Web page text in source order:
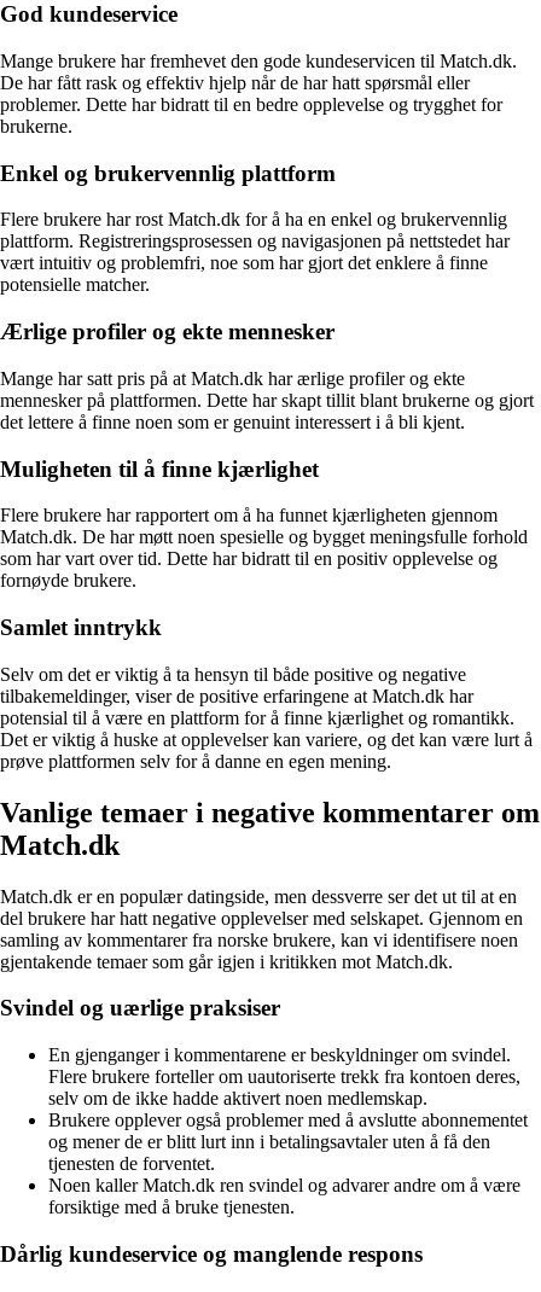
God kundeservice
Mange brukere har fremhevet den gode kundeservicen til Match.dk.
De har fått rask og effektiv hjelp når de har hatt spørsmål eller
problemer. Dette har bidratt til en bedre opplevelse og trygghet for
brukerne.
Enkel og brukervennlig plattform
Flere brukere har rost Match.dk for å ha en enkel og brukervennlig
plattform. Registreringsprosessen og navigasjonen på nettstedet har
vært intuitiv og problemfri, noe som har gjort det enklere å finne
potensielle matcher.
Ærlige profiler og ekte mennesker
Mange har satt pris på at Match.dk har ærlige profiler og ekte
mennesker på plattformen. Dette har skapt tillit blant brukerne og gjort
det lettere å finne noen som er genuint interessert i å bli kjent.
Muligheten til å finne kjærlighet
Flere brukere har rapportert om å ha funnet kjærligheten gjennom
Match.dk. De har møtt noen spesielle og bygget meningsfulle forhold
som har vart over tid. Dette har bidratt til en positiv opplevelse og
fornøyde brukere.
Samlet inntrykk
Selv om det er viktig å ta hensyn til både positive og negative
tilbakemeldinger, viser de positive erfaringene at Match.dk har
potensial til å være en plattform for å finne kjærlighet og romantikk.
Det er viktig å huske at opplevelser kan variere, og det kan være lurt å
prøve plattformen selv for å danne en egen mening.
Vanlige temaer i negative kommentarer om
Match.dk
Match.dk er en populær datingside, men dessverre ser det ut til at en
del brukere har hatt negative opplevelser med selskapet. Gjennom en
samling av kommentarer fra norske brukere, kan vi identifisere noen
gjentakende temaer som går igjen i kritikken mot Match.dk.
Svindel og uærlige praksiser
En gjenganger i kommentarene er beskyldninger om svindel.
Flere brukere forteller om uautoriserte trekk fra kontoen deres,
selv om de ikke hadde aktivert noen medlemskap.
Brukere opplever også problemer med å avslutte abonnementet
og mener de er blitt lurt inn i betalingsavtaler uten å få den
tjenesten de forventet.
Noen kaller Match.dk ren svindel og advarer andre om å være
forsiktige med å bruke tjenesten.
Dårlig kundeservice og manglende respons